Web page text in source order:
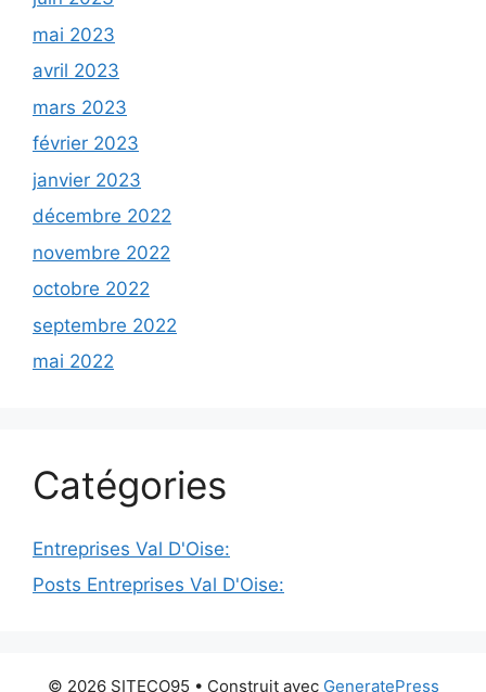
mai 2023
avril 2023
mars 2023
février 2023
janvier 2023
décembre 2022
novembre 2022
octobre 2022
septembre 2022
mai 2022
Catégories
Entreprises Val D'Oise:
Posts Entreprises Val D'Oise:
© 2026 SITECO95 • Construit avec GeneratePress